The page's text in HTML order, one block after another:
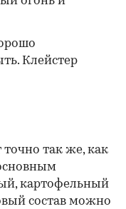
Клейстер
точно так же, как
картофельный
состав можно